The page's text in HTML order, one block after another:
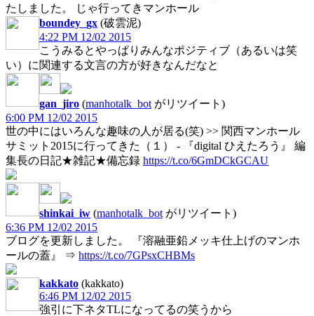
たしました。 じゃ行ってきマンホール
boundey_gx (破雲泥)
4:22 PM 12/02 2015
こうみるとやっぱりみんなポジティブ（あるいは笑
い）に関連する文言の方が好きなんだなと
gan_jiro (manhotalk_bot がリツイート)
6:00 PM 12/02 2015
世の中にはいろんな趣味の人が居る(笑) >> 関西マンホール
サミット2015に行ってきた（１） - 『digital ひえたろう』 編
集長の日記★雑記★備忘録 https://t.co/6GmDCkGCAU
shinkai_iw (manhotalk_bot がリツイート)
6:36 PM 12/02 2015
ブログを更新しました。 『溶融亜鉛メッキ仕上げのマンホ
ールの蓋』 ⇒ https://t.co/7GPsxCHBMs
kakkato (kakkato)
6:46 PM 12/02 2015
強引に下ネタTLになってるの笑うから